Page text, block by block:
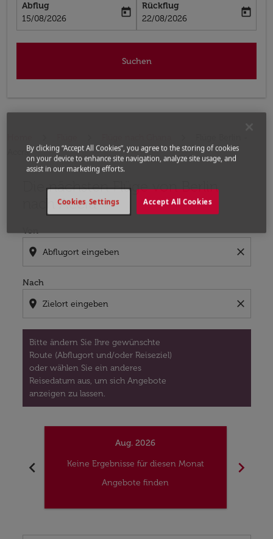
Abflug
fc-booking-departure-date-aria-label
15/08/2026
today
Rückflug
fc-booking-return-date-aria-label
22/08/2026
today
Suchen
Accra
Die nächsten Flüge von Berlin
nach Accra
Von
location_on close
Nach
location_on close
Bitte ändern Sie Ihre gewünschte
Route (Abflugort und/oder Reiseziel)
oder wählen Sie ein anderes
Reisedatum aus, um sich Angebote
anzeigen zu lassen.
Bitte ändern Sie Ihre gewünschte Route (Abflugort
chevron_left
Aug. 2026
Keine Ergebnisse für diesen Monat
Angebote finden
chevron_right
By clicking “Accept All Cookies”, you agree to the storing of cookies
on your device to enhance site navigation, analyze site usage, and
assist in our marketing efforts.
Accept All Cookies
Cookies Settings